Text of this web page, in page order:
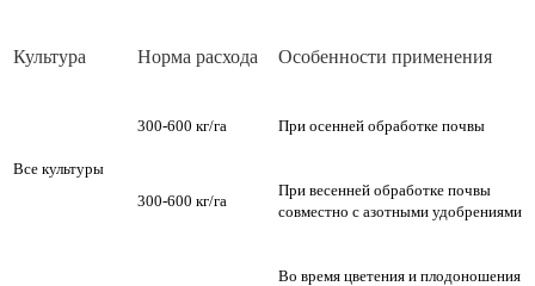
Культура Норма расхода Особенности применения
Все культуры
300-600 кг/га При осенней обработке почвы
300-600 кг/га
При весенней обработке почвы
совместно с азотными удобрениями
Во время цветения и плодоношения